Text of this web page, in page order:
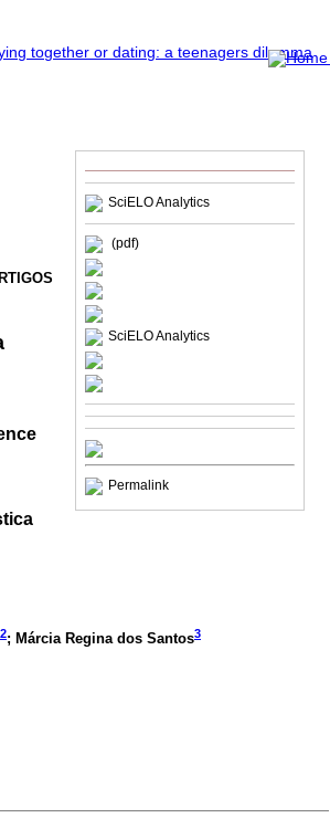
SciELO Analytics
(pdf)
SciELO Analytics
Permalink
2; Márcia Regina dos Santos3